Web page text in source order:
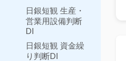
日銀短観 生産・
営業用設備判断
DI
日銀短観 資金繰
り判断DI